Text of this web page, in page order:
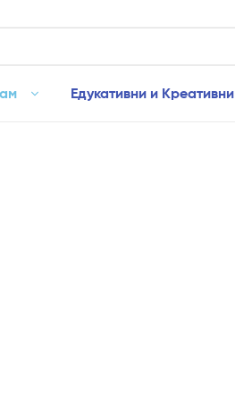
Едукативни и Креативни